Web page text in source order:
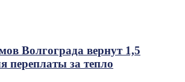
Волгограда вернут 1,5
переплаты за тепло